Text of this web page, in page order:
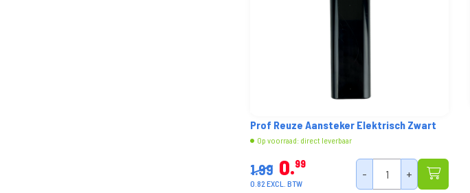
Prof Reuze Aansteker Elektrisch Zwart
Op voorraad: direct leverbaar
1.99 0 99
0.82 EXCL. BTW
- +